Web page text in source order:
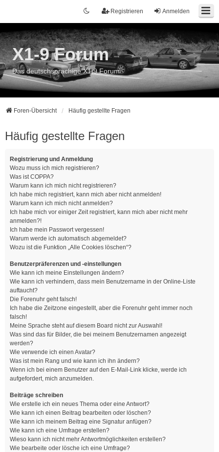
Anmelden
Registrieren
X1-9 Forum
Das deutschsprachige X1/9 Forum
Foren-Übersicht Häufig gestellte Fragen
Häufig gestellte Fragen
Registrierung und Anmeldung
Wozu muss ich mich registrieren?
Was ist COPPA?
Warum kann ich mich nicht registrieren?
Ich habe mich registriert, kann mich aber nicht anmelden!
Warum kann ich mich nicht anmelden?
Ich habe mich vor einiger Zeit registriert, kann mich aber nicht mehr
anmelden?!
Ich habe mein Passwort vergessen!
Warum werde ich automatisch abgemeldet?
Wozu ist die Funktion „Alle Cookies löschen“?
Benutzerpräferenzen und -einstellungen
Wie kann ich meine Einstellungen ändern?
Wie kann ich verhindern, dass mein Benutzername in der Online-Liste
auftaucht?
Die Forenuhr geht falsch!
Ich habe die Zeitzone eingestellt, aber die Forenuhr geht immer noch
falsch!
Meine Sprache steht auf diesem Board nicht zur Auswahl!
Was sind das für Bilder, die bei meinem Benutzernamen angezeigt
werden?
Wie verwende ich einen Avatar?
Was ist mein Rang und wie kann ich ihn ändern?
Wenn ich bei einem Benutzer auf den E-Mail-Link klicke, werde ich
aufgefordert, mich anzumelden.
Beiträge schreiben
Wie erstelle ich ein neues Thema oder eine Antwort?
Wie kann ich einen Beitrag bearbeiten oder löschen?
Wie kann ich meinem Beitrag eine Signatur anfügen?
Wie kann ich eine Umfrage erstellen?
Wieso kann ich nicht mehr Antwortmöglichkeiten erstellen?
Wie bearbeite oder lösche ich eine Umfrage?